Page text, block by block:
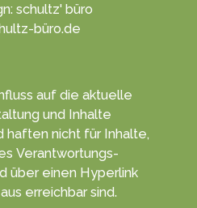
schultz' büro
büro.de
auf die aktuelle
und Inhalte
haften nicht für Inhalte,
Verant­wortungs­
Hyper­link
erreichbar sind.